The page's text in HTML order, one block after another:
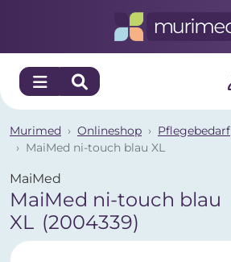
Murimed Onlineshop Pflegebedarf
MaiMed ni-touch blau XL
MaiMed
MaiMed ni-touch blau
XL (2004339)